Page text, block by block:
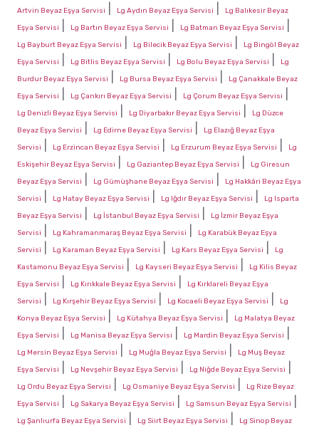
Artvin Beyaz Eşya Servisi
Lg Aydın Beyaz Eşya Servisi
Lg Balıkesir Beyaz
Eşya Servisi
Lg Bartın Beyaz Eşya Servisi Lg Batman Beyaz Eşya Servisi
Lg Bayburt Beyaz Eşya Servisi Lg Bilecik Beyaz Eşya Servisi
Lg Bingöl Beyaz
Eşya Servisi
Lg Bitlis Beyaz Eşya Servisi Lg Bolu Beyaz Eşya Servisi
Lg
Burdur Beyaz Eşya Servisi
Lg Bursa Beyaz Eşya Servisi
Lg Çanakkale Beyaz
Eşya Servisi
Lg Çankırı Beyaz Eşya Servisi Lg Çorum Beyaz Eşya Servisi
Lg Denizli Beyaz Eşya Servisi Lg Diyarbakır Beyaz Eşya Servisi
Lg Düzce
Beyaz Eşya Servisi
Lg Edirne Beyaz Eşya Servisi
Lg Elazığ Beyaz Eşya
Servisi
Lg Erzincan Beyaz Eşya Servisi Lg Erzurum Beyaz Eşya Servisi
Lg
Eskişehir Beyaz Eşya Servisi
Lg Gaziantep Beyaz Eşya Servisi
Lg Giresun
Beyaz Eşya Servisi
Lg Gümüşhane Beyaz Eşya Servisi
Lg Hakkâri Beyaz Eşya
Servisi
Lg Hatay Beyaz Eşya Servisi Lg Iğdır Beyaz Eşya Servisi
Lg Isparta
Beyaz Eşya Servisi
Lg İstanbul Beyaz Eşya Servisi
Lg İzmir Beyaz Eşya
Servisi
Lg Kahramanmaraş Beyaz Eşya Servisi
Lg Karabük Beyaz Eşya
Servisi
Lg Karaman Beyaz Eşya Servisi Lg Kars Beyaz Eşya Servisi
Lg
Kastamonu Beyaz Eşya Servisi
Lg Kayseri Beyaz Eşya Servisi
Lg Kilis Beyaz
Eşya Servisi
Lg Kırıkkale Beyaz Eşya Servisi
Lg Kırklareli Beyaz Eşya
Servisi
Lg Kırşehir Beyaz Eşya Servisi Lg Kocaeli Beyaz Eşya Servisi
Lg
Konya Beyaz Eşya Servisi
Lg Kütahya Beyaz Eşya Servisi
Lg Malatya Beyaz
Eşya Servisi
Lg Manisa Beyaz Eşya Servisi Lg Mardin Beyaz Eşya Servisi
Lg Mersin Beyaz Eşya Servisi Lg Muğla Beyaz Eşya Servisi
Lg Muş Beyaz
Eşya Servisi
Lg Nevşehir Beyaz Eşya Servisi Lg Niğde Beyaz Eşya Servisi
Lg Ordu Beyaz Eşya Servisi Lg Osmaniye Beyaz Eşya Servisi
Lg Rize Beyaz
Eşya Servisi
Lg Sakarya Beyaz Eşya Servisi Lg Samsun Beyaz Eşya Servisi
Lg Şanlıurfa Beyaz Eşya Servisi Lg Siirt Beyaz Eşya Servisi Lg Sinop Beyaz